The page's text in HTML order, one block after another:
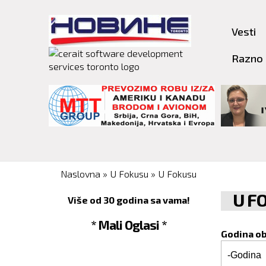
Vesti
Razno
You are here
Naslovna » U Fokusu » U Fokusu
Više od 30 godina sa vama!
* Mali Oglasi *
U
Godina